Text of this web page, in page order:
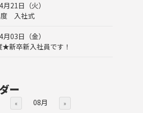
21日（火）
度 入社式
03日（金）
★新卒新入社員です！
ー
« 08月 »